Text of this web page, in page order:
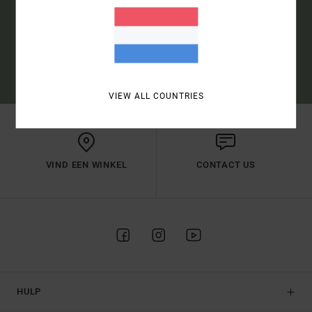
(*) AANBOD UITSLUITEND ONLINE GELDIG VOOR NIEUWE
VIND EEN WINKEL CONTACT US
HULP
VIEW ALL COUNTRIES